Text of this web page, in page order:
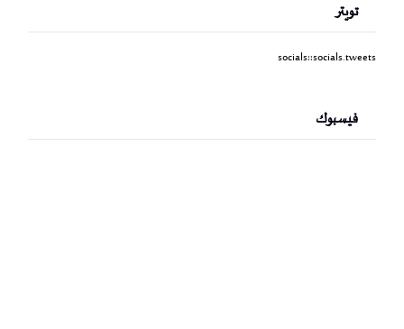
تويتر
socials::socials.tweets
فيسبوك